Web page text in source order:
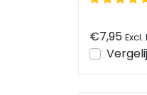
€7,95